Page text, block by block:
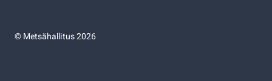
©Metsähallitus 2026